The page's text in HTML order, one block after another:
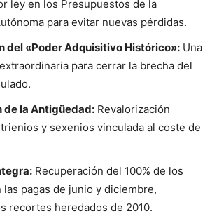
ley en los Presupuestos de la
para evitar nuevas pérdidas.
del «Poder Adquisitivo Histórico»: Una
para cerrar la brecha del
de la Antigüedad: Revalorización
y sexenios vinculada al coste de
Recuperación del 100% de los
pagas de junio y diciembre,
recortes heredados de 2010.